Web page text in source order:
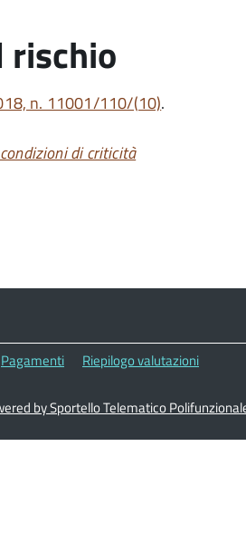
rischio
n. 11001/110/(10).
di criticità
Pagamenti
Riepilogo valutazioni
by Sportello Telematico